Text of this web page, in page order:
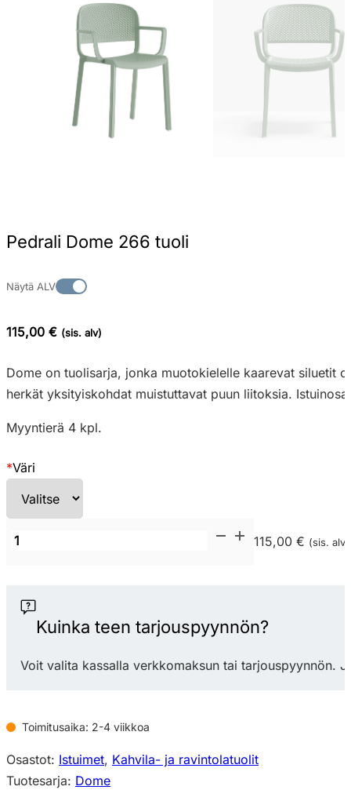
Pedrali Dome 266 tuoli
Näytä ALV
115,00 € (sis. alv)
Dome on tuolisarja, jonka muotokielelle kaarevat siluetit
herkät yksityiskohdat muistuttavat puun liitoksia.
Myyntierä 4 kpl.
*Väri
Pedrali
tuoli
määrä
115,00 € (sis. alv)
Kuinka teen tarjouspyynnön?
Voit valita kassalla verkkomaksun tai tarjouspyynnön.
Toimitusaika: 2-4 viikkoa
Osastot: Istuimet, Kahvila- ja ravintolatuolit
Tuotesarja: Dome